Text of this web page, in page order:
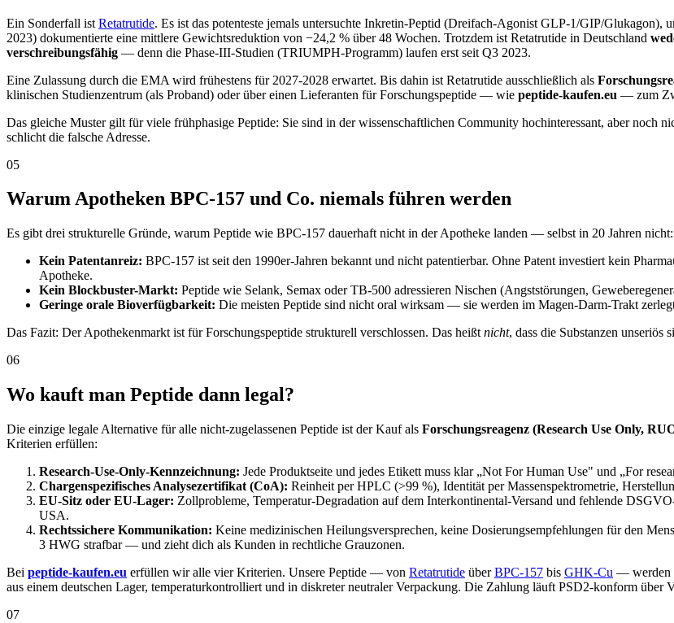
Ein Sonderfall ist Retatrutide. Es ist das potenteste jemals untersuchte Inkretin-Peptid (Dreifach-Agonist GLP-1/GIP/Glukagon),
2023) dokumentierte eine mittlere Gewichtsreduktion von −24,2 % über 48 Wochen. Trotzdem ist Retatrutide in Deutschland
verschreibungsfähig — denn die Phase-III-Studien (TRIUMPH-Programm) laufen erst seit Q3 2023.
Eine Zulassung durch die EMA wird frühestens für 2027-2028 erwartet. Bis dahin ist Retatrutide ausschließlich als
klinischen Studienzentrum (als Proband) oder über einen Lieferanten für Forschungspeptide — wie peptide-kaufen.eu — zum
Das gleiche Muster gilt für viele frühphasige Peptide: Sie sind in der wissenschaftlichen Community hochinteressant, aber
schlicht die falsche Adresse.
05
Warum Apotheken BPC-157 und Co. niemals führen werden
Es gibt drei strukturelle Gründe, warum Peptide wie BPC-157 dauerhaft nicht in der Apotheke landen — selbst in 20 Jahren nicht:
Kein Patentanreiz: BPC-157 ist seit den 1990er-Jahren bekannt und nicht patentierbar. Ohne Patent investiert kein
Apotheke.
Kein Blockbuster-Markt: Peptide wie Selank, Semax oder TB-500 adressieren Nischen (Angststörungen,
Geringe orale Bioverfügbarkeit: Die meisten Peptide sind nicht oral wirksam — sie werden im Magen-Darm-Trakt
Das Fazit: Der Apothekenmarkt ist für Forschungspeptide strukturell verschlossen. Das heißt nicht, dass die Substanzen unseriös
06
Wo kauft man Peptide dann legal?
Die einzige legale Alternative für alle nicht-zugelassenen Peptide ist der Kauf als Forschungsreagenz (Research Use Only,
Kriterien erfüllen:
Research-Use-Only-Kennzeichnung: Jede Produktseite und jedes Etikett muss klar „Not For Human Use" und „For
Chargenspezifisches Analysezertifikat (CoA): Reinheit per HPLC (>99 %), Identität per Massenspektrometrie,
EU-Sitz oder EU-Lager: Zollprobleme, Temperatur-Degradation auf dem Interkontinental-Versand und fehlende
USA.
Rechtssichere Kommunikation: Keine medizinischen Heilungsversprechen, keine Dosierungsempfehlungen für den
3 HWG strafbar — und zieht dich als Kunden in rechtliche Grauzonen.
Bei peptide-kaufen.eu erfüllen wir alle vier Kriterien. Unsere Peptide — von Retatrutide überBPC-157 bis GHK-Cu — werden
aus einem deutschen Lager, temperaturkontrolliert und in diskreter neutraler Verpackung. Die Zahlung läuft PSD2-konform über
07